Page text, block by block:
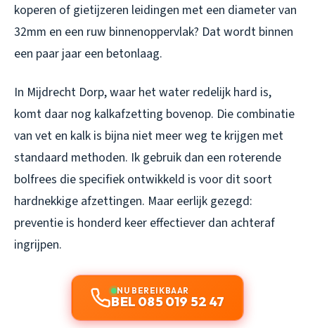
koperen of gietijzeren leidingen met een diameter van
32mm en een ruw binnenoppervlak? Dat wordt binnen
een paar jaar een betonlaag.
In Mijdrecht Dorp, waar het water redelijk hard is,
komt daar nog kalkafzetting bovenop. Die combinatie
van vet en kalk is bijna niet meer weg te krijgen met
standaard methoden. Ik gebruik dan een roterende
bolfrees die specifiek ontwikkeld is voor dit soort
hardnekkige afzettingen. Maar eerlijk gezegd:
preventie is honderd keer effectiever dan achteraf
ingrijpen.
NU BEREIKBAAR
BEL 085 019 52 47